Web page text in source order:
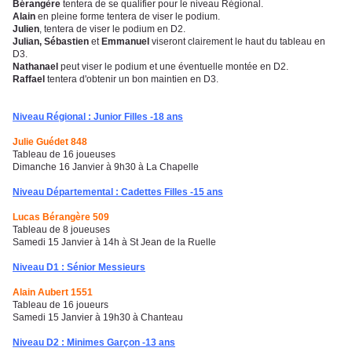
Bérangère tentera de se qualifier pour le niveau Régional.
Alain en pleine forme tentera de viser le podium.
Julien, tentera de viser le podium en D2.
Julian, Sébastien et Emmanuel viseront clairement le haut du tableau en
D3.
Nathanael peut viser le podium et une éventuelle montée en D2.
Raffael tentera d'obtenir un bon maintien en D3.
Niveau Régional : Junior Filles -18 ans
Julie Guédet 848
Tableau de 16 joueuses
Dimanche 16 Janvier à 9h30 à La Chapelle
Niveau Départemental : Cadettes Filles -15 ans
Lucas Bérangère 509
Tableau de 8 joueuses
Samedi 15 Janvier à 14h à St Jean de la Ruelle
Niveau D1 : Sénior Messieurs
Alain Aubert 1551
Tableau de 16 joueurs
Samedi 15 Janvier à 19h30 à Chanteau
Niveau D2 : Minimes Garçon -13 ans